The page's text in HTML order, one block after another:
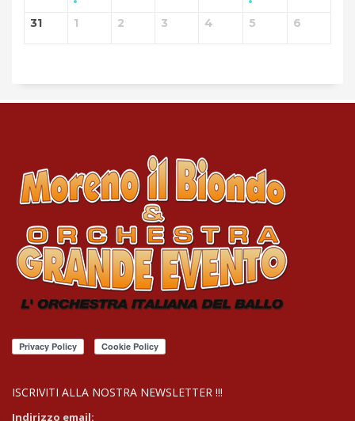
31 1 2 3 4 5 6
ISCRIVITI ALLA NOSTRA NEWSLETTER !!!
Indirizzo email: